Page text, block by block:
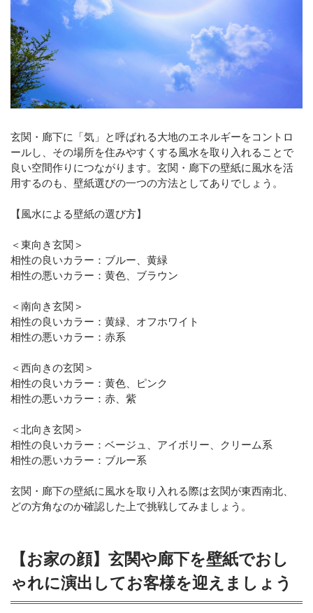
玄関・廊下に「気」と呼ばれる大地のエネルギーをコントロ
ールし、その場所を住みやすくする風水を取り入れることで
良い空間作りにつながります。玄関・廊下の壁紙に風水を活
用するのも、壁紙選びの一つの方法としてありでしょう。
【風水による壁紙の選び方】
＜東向き玄関＞
相性の良いカラー：ブルー、黄緑
相性の悪いカラー：黄色、ブラウン
＜南向き玄関＞
相性の良いカラー：黄緑、オフホワイト
相性の悪いカラー：赤系
＜西向きの玄関＞
相性の良いカラー：黄色、ピンク
相性の悪いカラー：赤、紫
＜北向き玄関＞
相性の良いカラー：ベージュ、アイボリー、クリーム系
相性の悪いカラー：ブルー系
玄関・廊下の壁紙に風水を取り入れる際は玄関が東西南北、
どの方角なのか確認した上で挑戦してみましょう。
【お家の顔】玄関や廊下を壁紙でおし
ゃれに演出してお客様を迎えましょう